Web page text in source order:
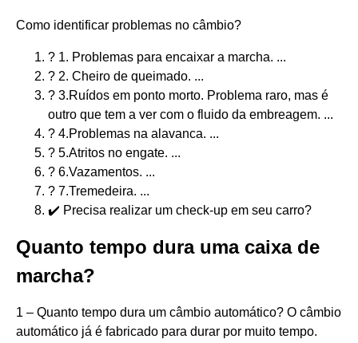
Como identificar problemas no câmbio?
? 1. Problemas para encaixar a marcha. ...
? 2. Cheiro de queimado. ...
? 3.Ruídos em ponto morto. Problema raro, mas é
outro que tem a ver com o fluido da embreagem. ...
? 4.Problemas na alavanca. ...
? 5.Atritos no engate. ...
? 6.Vazamentos. ...
? 7.Tremedeira. ...
✔️ Precisa realizar um check-up em seu carro?
Quanto tempo dura uma caixa de
marcha?
1 – Quanto tempo dura um câmbio automático? O câmbio
automático já é fabricado para durar por muito tempo.